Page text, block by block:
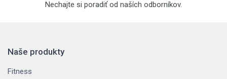
Nechajte si poradiť od naších odborníkov.
Naše produkty
Fitness